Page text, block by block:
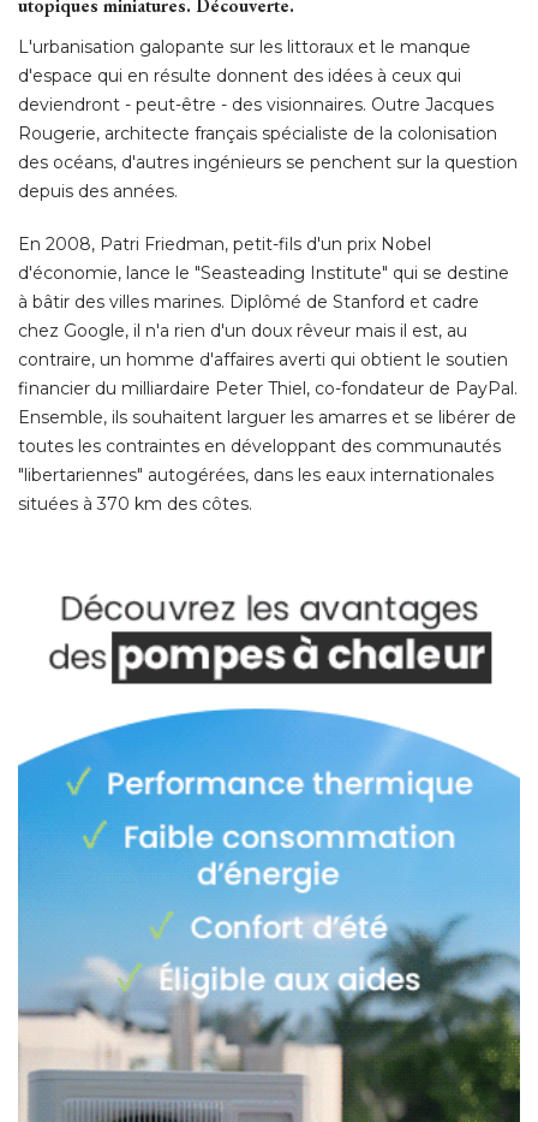
utopiques miniatures. Découverte.
L'urbanisation galopante sur les littoraux et le manque
d'espace qui en résulte donnent des idées à ceux qui
deviendront - peut-être - des visionnaires. Outre Jacques
Rougerie, architecte français spécialiste de la colonisation
des océans, d'autres ingénieurs se penchent sur la question
depuis des années.
En 2008, Patri Friedman, petit-fils d'un prix Nobel
d'économie, lance le "Seasteading Institute" qui se destine
à bâtir des villes marines. Diplômé de Stanford et cadre
chez Google, il n'a rien d'un doux rêveur mais il est, au
contraire, un homme d'affaires averti qui obtient le soutien
financier du milliardaire Peter Thiel, co-fondateur de PayPal.
Ensemble, ils souhaitent larguer les amarres et se libérer de
toutes les contraintes en développant des communautés
"libertariennes" autogérées, dans les eaux internationales
situées à 370 km des côtes.